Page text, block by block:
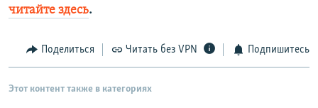
читайте здесь.
Поделиться Читать без VPN Подпишитесь
Этот контент также в категориях